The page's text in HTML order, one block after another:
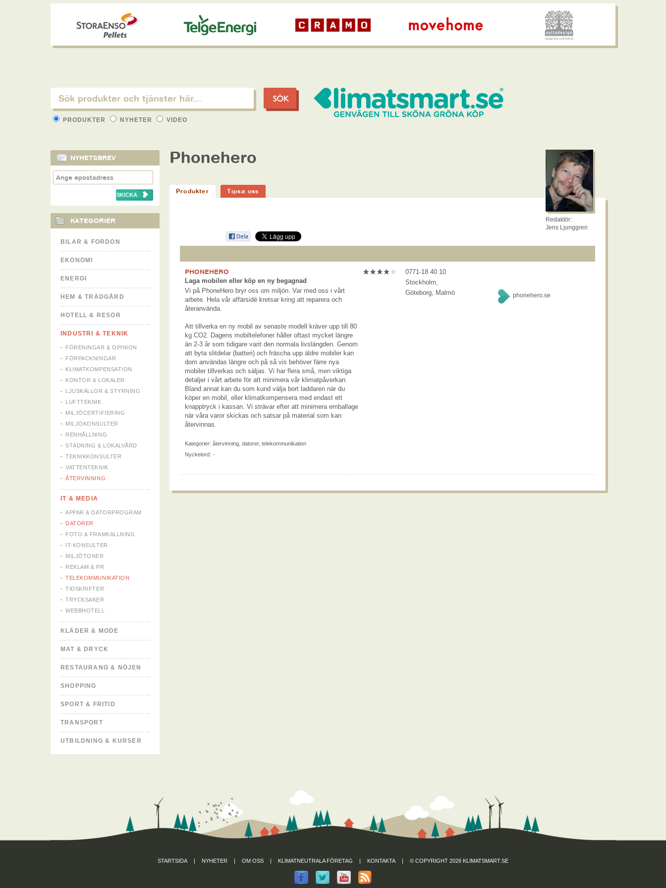
PRODUKTER NYHETER VIDEO
NYHETSBREV
KATEGORIER
BILAR & FORDON
EKONOMI
ENERGI
HEM & TRÄDGÅRD
HOTELL & RESOR
INDUSTRI & TEKNIK
FÖRENINGAR & OPINION
FÖRPACKNINGAR
KLIMATKOMPENSATION
KONTOR & LOKALER
LJUSKÄLLOR & STYRNING
LUFTTEKNIK
MILJÖCERTIFIERING
MILJÖKONSULTER
RENHÅLLNING
STÄDNING & LOKALVÅRD
TEKNIKKONSULTER
VATTENTEKNIK
ÅTERVINNING
IT & MEDIA
APPAR & DATORPROGRAM
DATORER
FOTO & FRAMKALLNING
IT-KONSULTER
MILJÖTONER
REKLAM & PR
TELEKOMMUNIKATION
TIDSKRIFTER
TRYCKSAKER
WEBBHOTELL
KLÄDER & MODE
MAT & DRYCK
RESTAURANG & NÖJEN
SHOPPING
SPORT & FRITID
TRANSPORT
UTBILDNING & KURSER
Phonehero
Produkter Tipsa oss
Redaktör:
Jens Ljunggren
PHONEHERO
Laga mobilen eller köp en ny begagnad
Vi på PhoneHero bryr oss om miljön. Var med oss i vårt
arbete. Hela vår affärsidé kretsar kring att reparera och
återanvända.
Att tillverka en ny mobil av senaste modell kräver upp till 80
kg CO2. Dagens mobiltelefoner håller oftast mycket längre
än 2-3 år som tidigare varit den normala livslängden. Genom
att byta slitdelar (batteri) och fräscha upp äldre mobiler kan
dom användas längre och på så vis behöver färre nya
mobiler tillverkas och säljas. Vi har flera små, men viktiga
detaljer i vårt arbete för att minimera vår klimatpåverkan.
Bland annat kan du som kund välja bort laddaren när du
köper en mobil, eller klimatkompensera med endast ett
knapptryck i kassan. Vi strävar efter att minimera emballage
när våra varor skickas och satsar på material som kan
återvinnas.
0771-18 40 10
Stockholm,
Göteborg, Malmö
phonehero.se
Kategorier: återvinning datorer, telekommunikation
Nyckelord: -
STARTSIDA | NYHETER | OM OSS | KLIMATNEUTRALA FÖRETAG | KONTAKTA | © COPYRIGHT 2026 KLIMATSMART.SE